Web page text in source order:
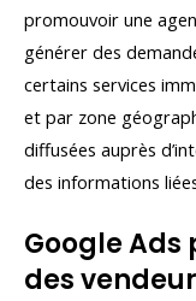
promouvoir une
générer des
certains services
et par zone
diffusées auprès
des informations
Google
des